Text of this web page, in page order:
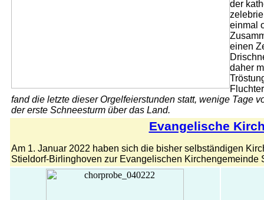
der
einmal
einen
daher
fand die letzte dieser Orgelfeierstunden statt, wenige Tage
der erste Schneesturm über das Land.
Evangelische
Am 1. Januar 2022 haben sich die bisher selbständigen
Stieldorf-Birlinghoven zur Evangelischen Kirchengemeinde